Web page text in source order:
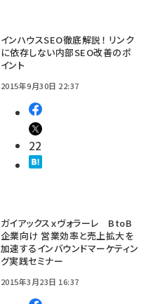
インハウスSEO徹底解説！ リンク
に依存しない内部SEO改善のポ
イント
2015年9月30日 22:37
22
ガイアックスｘヴォラーレ BtoB
企業向け 営業効率と売上拡大を
加速するインバウンドマーケティン
グ実践セミナー
2015年3月23日 16:37